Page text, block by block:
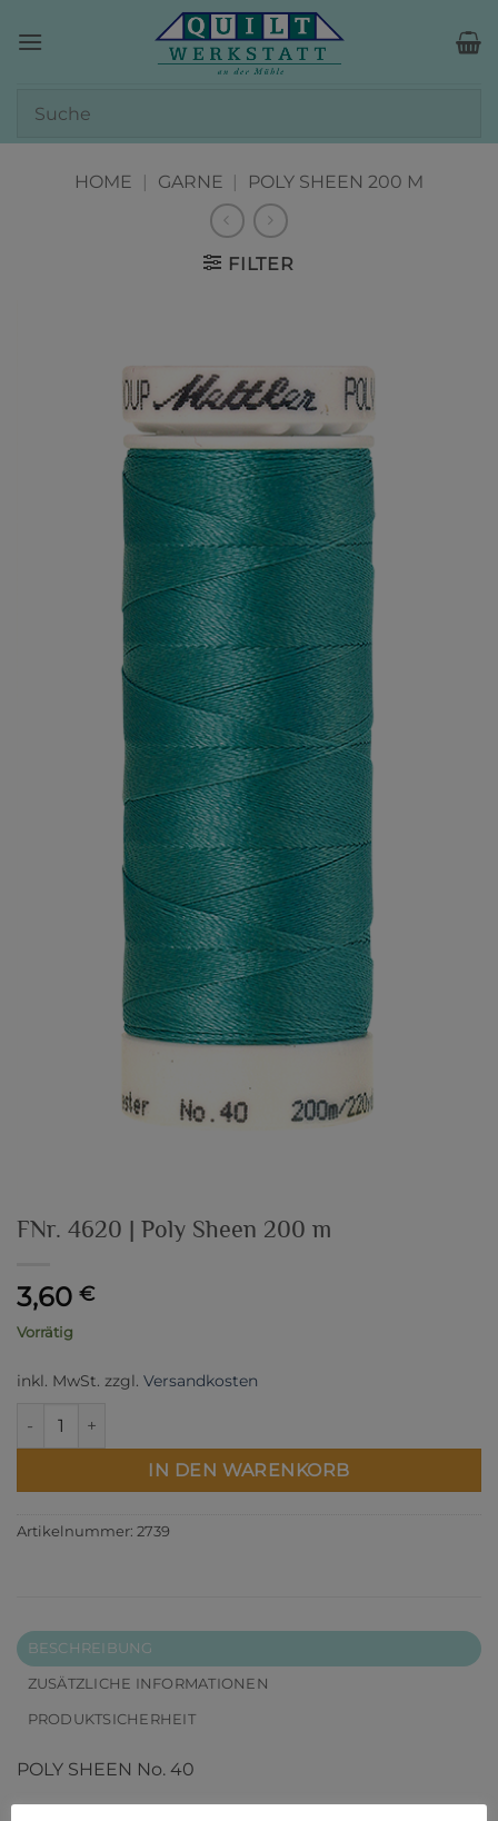
Inhalt
HOME | GARNE | POLY SHEEN 200 M
FILTER
FNr. 4620 | Poly Sheen 200 m
3,60 €
Vorrätig
inkl. MwSt. zzgl. Versandkosten
IN DEN WARENKORB
Artikelnummer: 2739
BESCHREIBUNG
ZUSÄTZLICHE INFORMATIONEN
PRODUKTSICHERHEIT
POLY SHEEN No. 40